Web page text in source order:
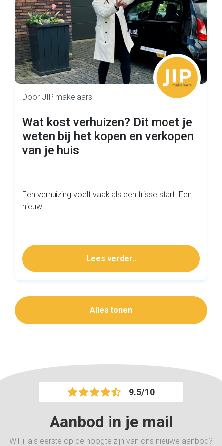
Door JIP makelaars
Wat kost verhuizen? Dit moet je
weten bij het kopen en verkopen
van je huis
Een verhuizing voelt vaak als een frisse start. Een
nieuw…
Lees verder..
Alles tonen
9.5/10
Aanbod in je mail
Wil jij als eerste op de hoogte zijn van ons nieuwe aanbod?